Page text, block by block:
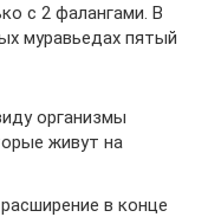
с 2 фалангами. В
муравьедах пятый
организмы
живут на
в конце